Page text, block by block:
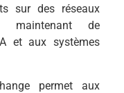
sur des réseaux
maintenant de
et aux systèmes
permet aux